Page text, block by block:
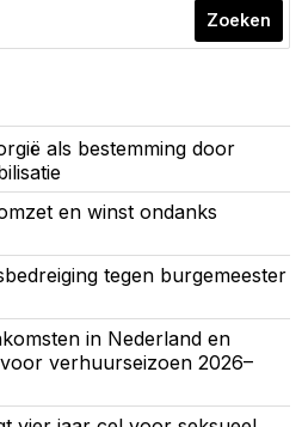
Zoeken
als bestemming door
en winst ondanks
tegen burgemeester
in Nederland en
verhuurseizoen 2026–